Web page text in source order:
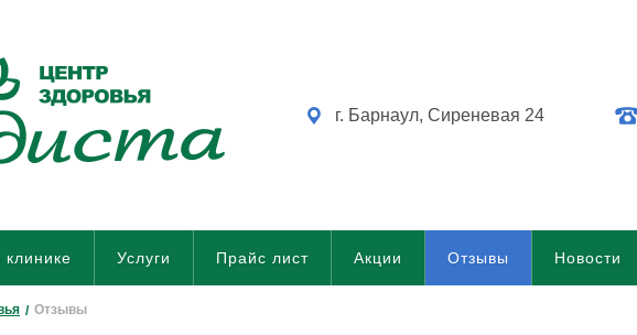
г. Барнаул, Сиреневая 24
Услуги Прайс лист Акции Отзывы Новости
Отзывы